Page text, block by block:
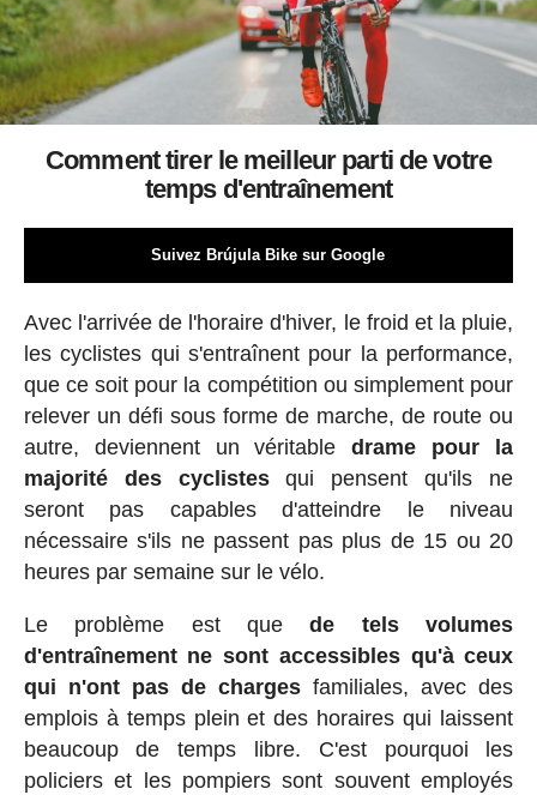
Comment tirer le meilleur parti de votre
temps d'entraînement
Suivez Brújula Bike sur Google
Avec l'arrivée de l'horaire d'hiver, le froid et la pluie,
les cyclistes qui s'entraînent pour la performance,
que ce soit pour la compétition ou simplement pour
relever un défi sous forme de marche, de route ou
autre, deviennent un véritabledrame pour la
majorité des cyclistesqui pensent qu'ils ne
seront pas capables d'atteindre le niveau
nécessaire s'ils ne passent pas plus de 15 ou 20
heures par semaine sur le vélo.
Le problème est quede tels volumes
d'entraînement ne sont accessibles qu'à ceux
qui n'ont pas de charges familiales, avec des
emplois à temps plein et des horaires qui laissent
beaucoup de temps libre. C'est pourquoi les
policiers et les pompiers sont souvent employés